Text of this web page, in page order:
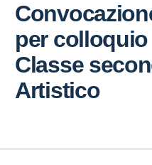
per
Classe
Artistico